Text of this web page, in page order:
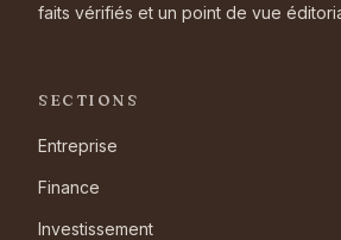
faits vérifiés et un point de vue
SECTIONS
Entreprise
Finance
Investissement